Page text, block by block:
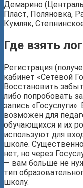
Демарино
Пласт, Поляновка,
Кумляк,
Где взять
Регистрация
кабинет «Сетевой
Восстановить
либо попробовать
запись
возможен для
обучающихся и их
используют для
школе.
нет, но через
— вам больше не
тип
школу.